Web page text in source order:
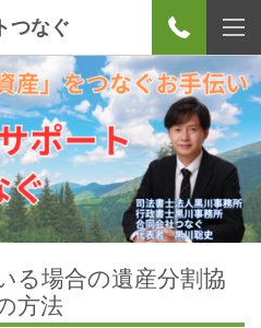
つなぐ
る場合の遺産分割協
方法